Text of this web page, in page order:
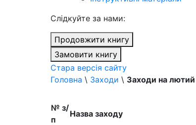
Cлідкуйте за нами:
Продовжити книгу
Замовити книгу
Стара версія сайту
Головна \ Заходи \ Заходи на
№ з/
п
Назва заходу